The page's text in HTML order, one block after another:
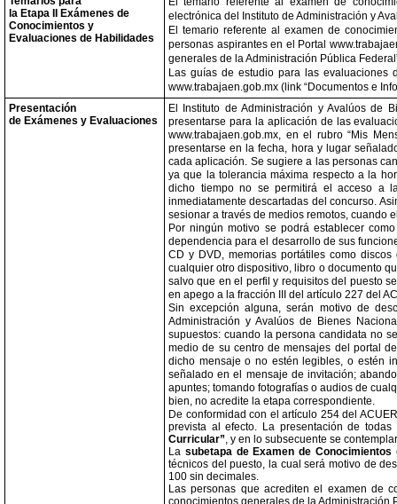
la Etapa II Exámenes de
Conocimientos y
Evaluaciones de Habilidades
electrónica del Instituto de Administración y
El temario referente al examen de
personas aspirantes en el Portal
generales de la Administración Pública
Las guías de estudio para las evaluaciones
www.trabajaen.gob.mx (link “Documentos e
Presentación
de Exámenes y Evaluaciones
El Instituto de Administración y Avalúos de
presentarse para la aplicación de las
www.trabajaen.gob.mx, en el rubro “Mis
presentarse en la fecha, hora y lugar
cada aplicación. Se sugiere a las personas
ya que la tolerancia máxima respecto a la
dicho tiempo no se permitirá el acceso a
inmediatamente descartadas del concurso.
sesionar a través de medios remotos, cuando
Por ningún motivo se podrá establecer
dependencia para el desarrollo de sus
CD y DVD, memorias portátiles como
cualquier otro dispositivo, libro o documento
salvo que en el perfil y requisitos del puesto
en apego a la fracción III del artículo 227 del
Sin excepción alguna, serán motivo de
Administración y Avalúos de Bienes
supuestos: cuando la persona candidata no
medio de su centro de mensajes del portal
dicho mensaje o no estén legibles, o estén
señalado en el mensaje de invitación;
apuntes; tomando fotografías o audios de
bien, no acredite la etapa correspondiente.
De conformidad con el artículo 254 del
prevista al efecto. La presentación de
Curricular”, y en lo subsecuente se
La subetapa de Examen de Conocimientos
técnicos del puesto, la cual será motivo de
100 sin decimales.
Las personas que acrediten el examen de
conocimientos generales de la Administración